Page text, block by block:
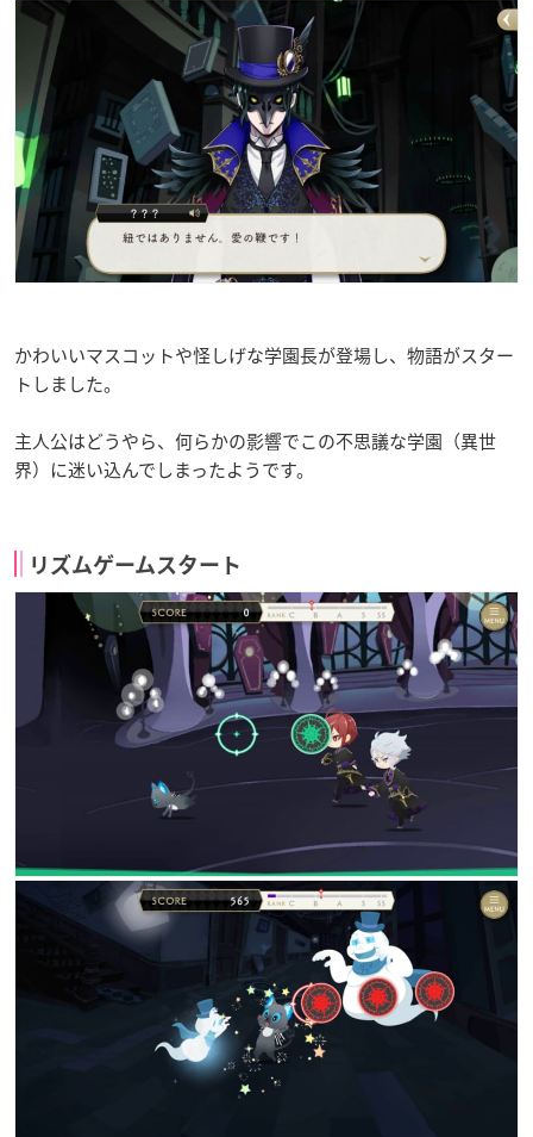
かわいいマスコットや怪しげな学園長が登場し、物語がスター
トしました。
主人公はどうやら、何らかの影響でこの不思議な学園（異世
界）に迷い込んでしまったようです。
リズムゲームスタート